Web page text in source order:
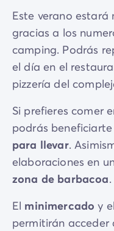
Este verano
gracias a los
camping. Podrás
el día en el
pizzería del
Si prefieres comer
podrás
para llevar.
elaboraciones en
zona de barbacoa.
El minimercado y
permitirán acceder